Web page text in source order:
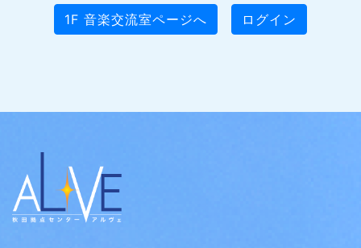
1F 音楽交流室ページへ ログイン